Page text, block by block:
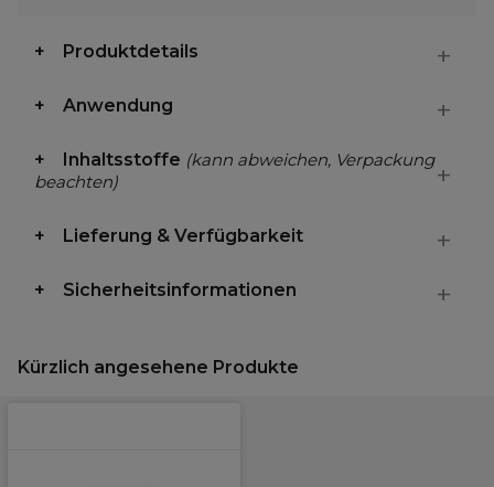
Produktdetails
Anwendung
Inhaltsstoffe (kann abweichen, Verpackung
beachten)
Lieferung & Verfügbarkeit
Sicherheitsinformationen
Kürzlich angesehene Produkte